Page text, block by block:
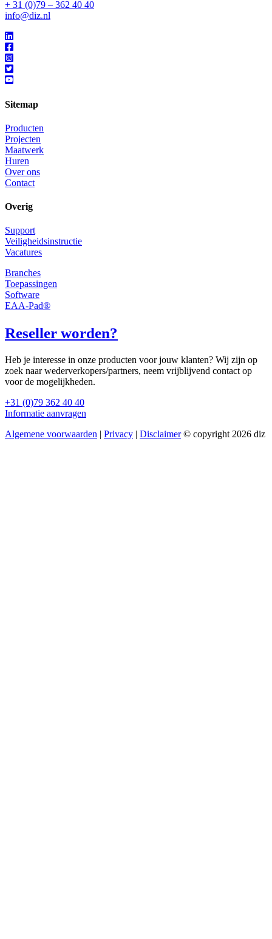
+ 31 (0)79 – 362 40 40
info@diz.nl
Sitemap
Producten
Projecten
Maatwerk
Huren
Over ons
Contact
Overig
Support
Veiligheidsinstructie
Vacatures
Branches
Toepassingen
Software
EAA-Pad®
Reseller worden?
Heb je interesse in onze producten voor jouw klanten? Wij zijn op
zoek naar wederverkopers/partners, neem vrijblijvend contact op
voor de mogelijkheden.
+31 (0)79 362 40 40
Informatie aanvragen
Algemene voorwaarden | Privacy | Disclaimer© copyright 2026 diz